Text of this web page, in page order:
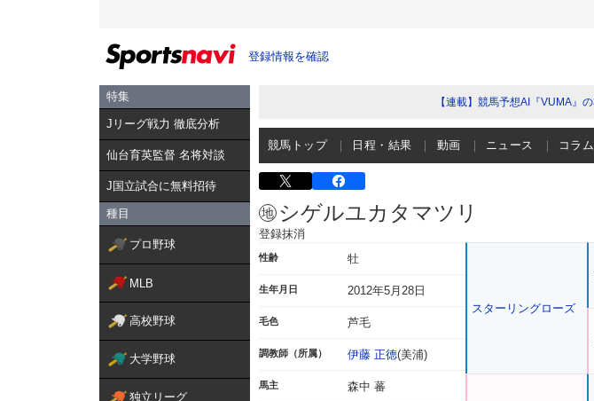
登録情報を確認
特集
Jリーグ戦力 徹底分析
仙台育英監督 名将対談
J国立試合に無料招待
種目
プロ野球
MLB
高校野球
大学野球
独立リーグ
【連載】競馬予想AI『VUMA』
競馬トップ 日程・結果 動画 ニュース コラム
シゲルユカタマツリ
登録抹消
性齢 牡
生年月日 2012年5月28日
毛色 芦毛
調教師（所属） 伊藤 正徳(美浦)
馬主 森中 蕃
スターリングローズ